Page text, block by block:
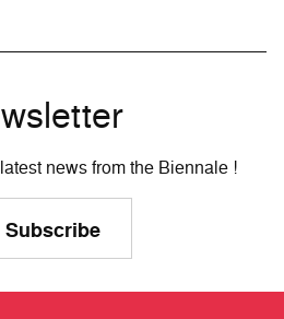
news from the Biennale !
Subscribe